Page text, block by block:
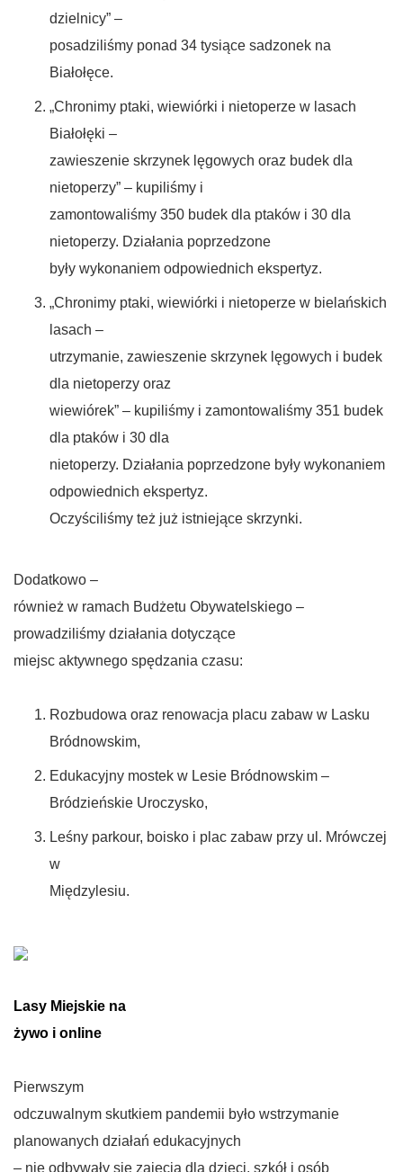
dzielnicy” –
posadziliśmy ponad 34 tysiące sadzonek na
Białołęce.
„Chronimy ptaki, wiewiórki i nietoperze w lasach
Białołęki –
zawieszenie skrzynek lęgowych oraz budek dla
nietoperzy” – kupiliśmy i
zamontowaliśmy 350 budek dla ptaków i 30 dla
nietoperzy. Działania poprzedzone
były wykonaniem odpowiednich ekspertyz.
„Chronimy ptaki, wiewiórki i nietoperze w bielańskich
lasach –
utrzymanie, zawieszenie skrzynek lęgowych i budek
dla nietoperzy oraz
wiewiórek” – kupiliśmy i zamontowaliśmy 351 budek
dla ptaków i 30 dla
nietoperzy. Działania poprzedzone były wykonaniem
odpowiednich ekspertyz.
Oczyściliśmy też już istniejące skrzynki.
Dodatkowo –
również w ramach Budżetu Obywatelskiego –
prowadziliśmy działania dotyczące
miejsc aktywnego spędzania czasu:
Rozbudowa oraz renowacja placu zabaw w Lasku
Bródnowskim,
Edukacyjny mostek w Lesie Bródnowskim –
Bródzieńskie Uroczysko,
Leśny parkour, boisko i plac zabaw przy ul. Mrówczej
w
Międzylesiu.
Lasy Miejskie na
żywo i online
Pierwszym
odczuwalnym skutkiem pandemii było wstrzymanie
planowanych działań edukacyjnych
– nie odbywały się zajęcia dla dzieci, szkół i osób